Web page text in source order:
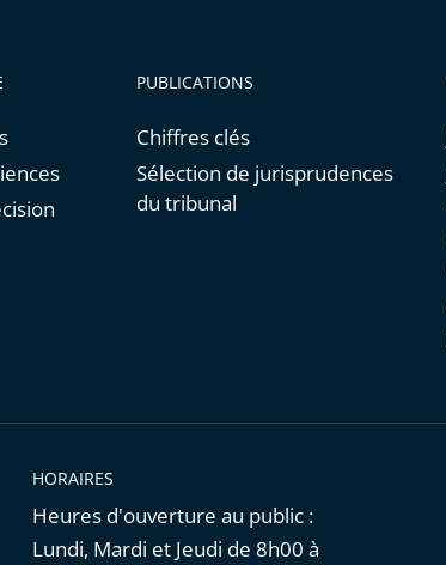
PUBLICATIONS
Chiffres clés
Sélection de jurisprudences
du tribunal
HORAIRES
Heures d'ouverture au public :
Lundi, Mardi et Jeudi de 8h00 à